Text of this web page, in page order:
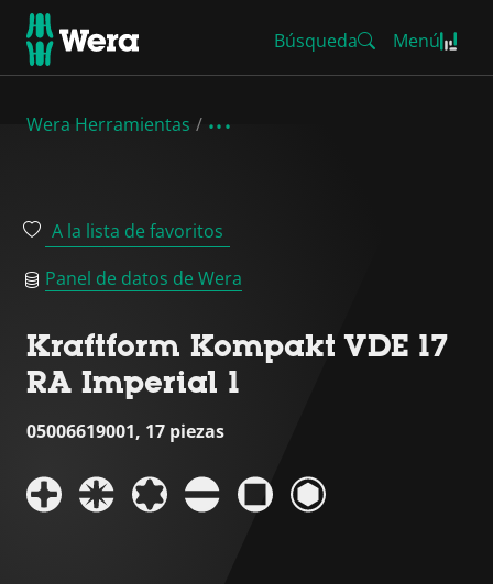
Búsqueda Menú
Wera Herramientas
A la lista de favoritos
Panel de datos de Wera
Kraftform Kompakt VDE 17
RA Imperial 1
05006619001, 17 piezas